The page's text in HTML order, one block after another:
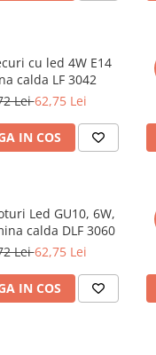
cu led 4W E14
calda LF 3042
Lei62,75 Lei
IN COS
Led GU10, 6W,
calda DLF 3060
Lei62,75 Lei
IN COS